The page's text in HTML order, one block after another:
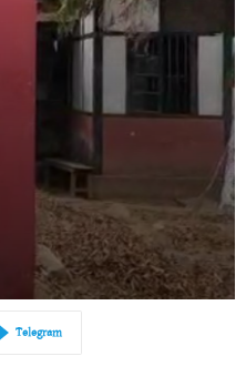
Telegram